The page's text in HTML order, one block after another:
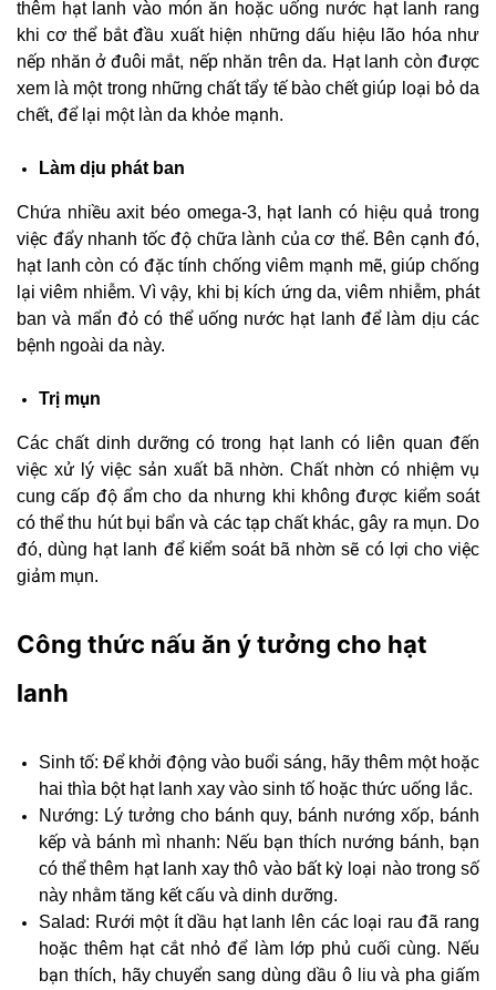
thêm hạt lanh vào món ăn hoặc uống nước hạt lanh rang
khi cơ thể bắt đầu xuất hiện những dấu hiệu lão hóa như
nếp nhăn ở đuôi mắt, nếp nhăn trên da. Hạt lanh còn được
xem là một trong những chất tẩy tế bào chết giúp loại bỏ da
chết, để lại một làn da khỏe mạnh.
Làm dịu phát ban
Chứa nhiều axit béo omega-3, hạt lanh có hiệu quả trong
việc đẩy nhanh tốc độ chữa lành của cơ thể. Bên cạnh đó,
hạt lanh còn có đặc tính chống viêm mạnh mẽ, giúp chống
lại viêm nhiễm. Vì vậy, khi bị kích ứng da, viêm nhiễm, phát
ban và mẩn đỏ có thể uống nước hạt lanh để làm dịu các
bệnh ngoài da này.
Trị mụn
Các chất dinh dưỡng có trong hạt lanh có liên quan đến
việc xử lý việc sản xuất bã nhờn. Chất nhờn có nhiệm vụ
cung cấp độ ẩm cho da nhưng khi không được kiểm soát
có thể thu hút bụi bẩn và các tạp chất khác, gây ra mụn. Do
đó, dùng hạt lanh để kiểm soát bã nhờn sẽ có lợi cho việc
giảm mụn.
Công thức nấu ăn ý tưởng cho hạt
lanh
Sinh tố: Để khởi động vào buổi sáng, hãy thêm một hoặc
hai thìa bột hạt lanh xay vào sinh tố hoặc thức uống lắc.
Nướng: Lý tưởng cho bánh quy, bánh nướng xốp, bánh
kếp và bánh mì nhanh: Nếu bạn thích nướng bánh, bạn
có thể thêm hạt lanh xay thô vào bất kỳ loại nào trong số
này nhằm tăng kết cấu và dinh dưỡng.
Salad: Rưới một ít dầu hạt lanh lên các loại rau đã rang
hoặc thêm hạt cắt nhỏ để làm lớp phủ cuối cùng. Nếu
bạn thích, hãy chuyển sang dùng dầu ô liu và pha giấm